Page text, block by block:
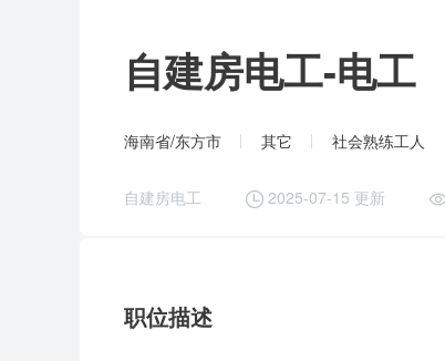
自建房电工-电工
海南省/东方市 其它 社会熟练工人
自建房电工 2025-07-15 更新
职位描述